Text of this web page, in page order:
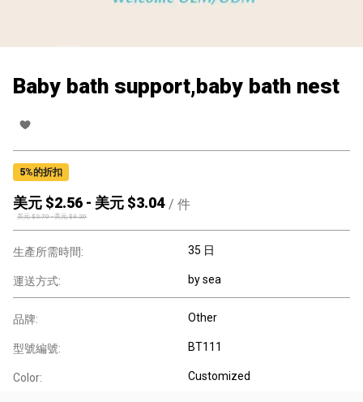
Baby bath support,baby bath nest
5%的折扣
美元 $2.56 - 美元 $3.04 / 件
美元 $2.70-美元 $3.20
生產所需時間: 35 日
運送方式: by sea
品牌: Other
型號編號: BT111
Color: Customized